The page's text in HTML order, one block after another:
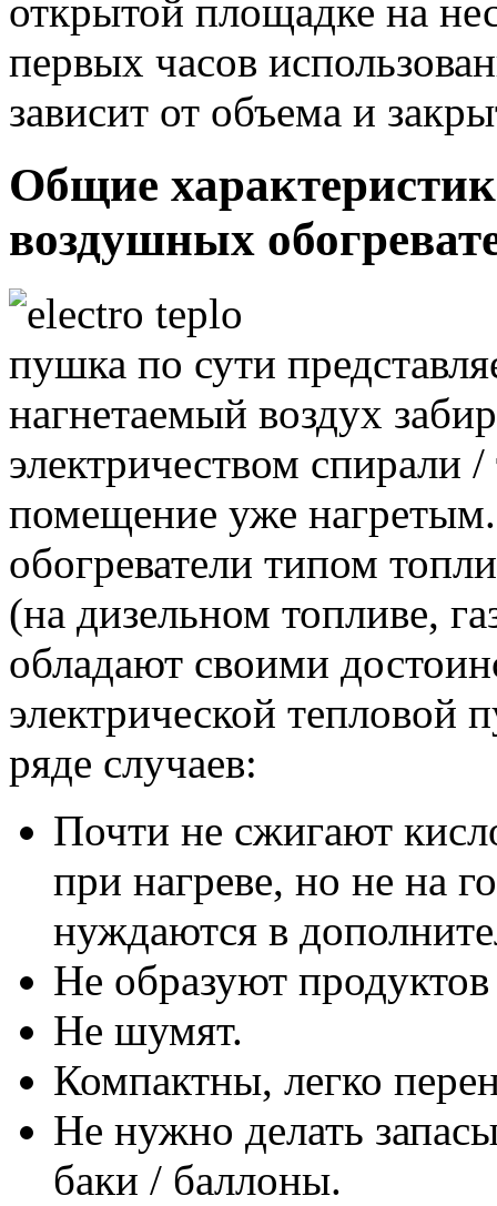
открытой площадке на
первых часов
зависит от объема и
Общие
воздушных
пушка по сути
нагнетаемый воздух
электричеством спирали
помещение уже
обогреватели типом
(на дизельном топливе,
обладают своими
электрической
ряде случаев:
Почти не сжигают
при нагреве, но не на
нуждаются в
Не образуют
Не шумят.
Компактны, легко
Не нужно делать
баки / баллоны.